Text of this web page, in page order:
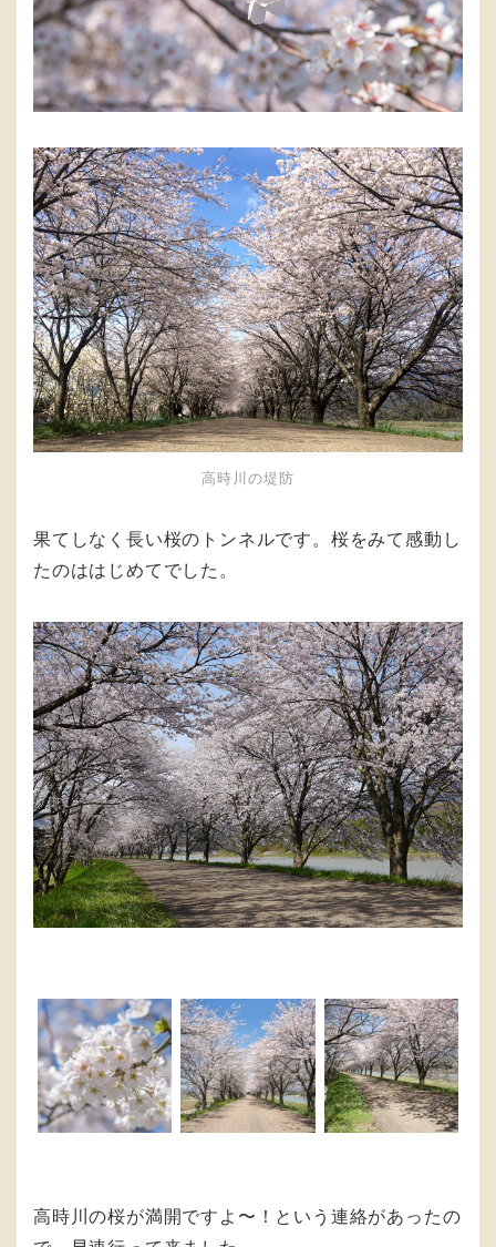
高時川の堤防
果てしなく長い桜のトンネルです。桜をみて感動し
たのははじめてでした。
高時川の桜が満開ですよ〜！という連絡があったの